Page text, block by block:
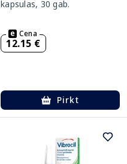
kapsulas, 30 gab.
Cena
12.15 €
Pirkt